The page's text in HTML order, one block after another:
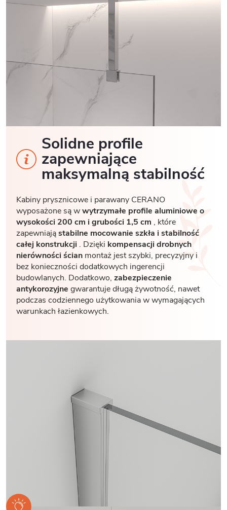
Solidne profile
zapewniające
maksymalną stabilność
Kabiny prysznicowe i parawany CERANO
wyposażone są wwytrzymałe profile aluminiowe o
wysokości 200 cm i grubości 1,5 cm , które
zapewniająstabilne mocowanie szkła i stabilność
całej konstrukcji . Dzięki kompensacji drobnych
nierówności ścian montaż jest szybki, precyzyjny i
bez konieczności dodatkowych ingerencji
budowlanych. Dodatkowo, zabezpieczenie
antykorozyjne gwarantuje długą żywotność, nawet
podczas codziennego użytkowania w wymagających
warunkach łazienkowych.